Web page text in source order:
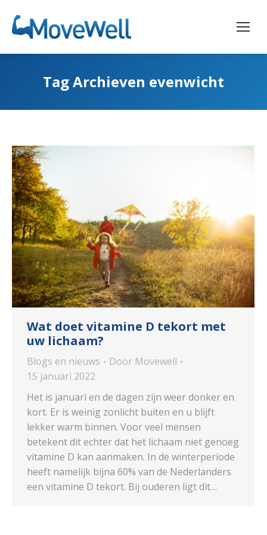
Tag Archieven evenwicht
Wat doet vitamine D tekort met
uw lichaam?
Blogs en nieuws Door Movewell
15 januari 2022
Het is januari en de dagen zijn weer donker en
kort. Er is weinig zonlicht buiten en u blijft
lekker warm binnen. Voor veel mensen
betekent dit echter dat het lichaam niet genoeg
vitamine D kan aanmaken. In de winterperiode
heeft namelijk bijna 60% van de Nederlanders
een vitamine D tekort. Bij ouderen ligt dit…